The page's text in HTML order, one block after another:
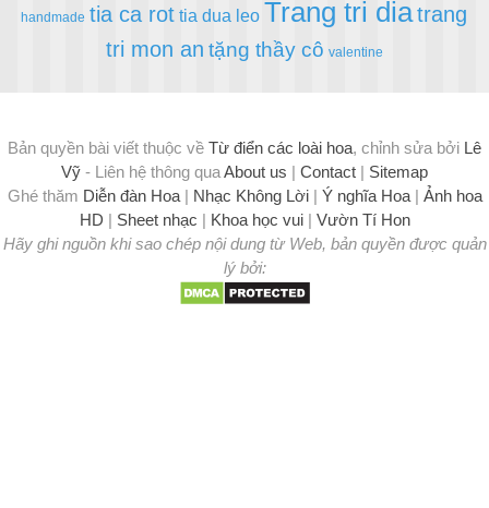
handmade tia ca rot tia dua leo Trang tri diatrang
tri mon an tặng thầy cô valentine
Bản quyền bài viết thuộc về Từ điển các loài hoa, chỉnh sửa bởi Lê
Vỹ - Liên hệ thông quaAbout us | Contact | Sitemap
Ghé thăm Diễn đàn Hoa| Nhạc Không Lời| Ý nghĩa Hoa| Ảnh hoa
HD | Sheet nhạc | Khoa học vui| Vườn Tí Hon
Hãy ghi nguồn khi sao chép nội dung từ Web, bản quyền được quản
lý bởi: